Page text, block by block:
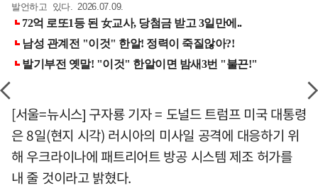
발언하고 있다. 2026.07.09.
[서울=뉴시스] 구자룡 기자 = 도널드 트럼프 미국 대통령
은 8일(현지 시각) 러시아의 미사일 공격에 대응하기 위
해 우크라이나에 패트리어트 방공 시스템 제조 허가를
내 줄 것이라고 밝혔다.